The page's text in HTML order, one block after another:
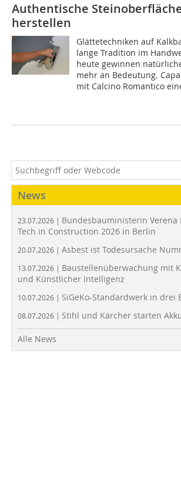
Authentische
herstellen
Glättetechniken auf
lange Tradition im
heute gewinnen
mehr an Bedeutung.
mit Calcino Romantico
News
23.07.2026 | Bundesbauministerin
Tech in Construction 2026 in Berlin
20.07.2026 | Asbest ist Todesursache
13.07.2026 | Baustellenüberwachung mit
und Künstlicher Intelligenz
10.07.2026 | SiGeKo-Standardwerk in drei
08.07.2026 | Stihl und Kärcher starten
Alle News